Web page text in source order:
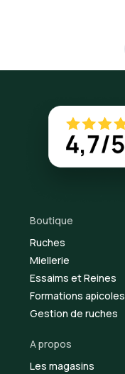
Boutique
Ruches
Miellerie
Essaims et Reines
Formations apicoles
Gestion de ruches
A propos
Les magasins